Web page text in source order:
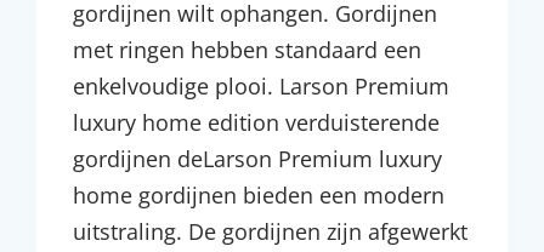
gordijnen wilt ophangen. Gordijnen
met ringen hebben standaard een
enkelvoudige plooi. Larson Premium
luxury home edition verduisterende
gordijnen deLarson Premium luxury
home gordijnen bieden een modern
uitstraling. De gordijnen zijn afgewerkt